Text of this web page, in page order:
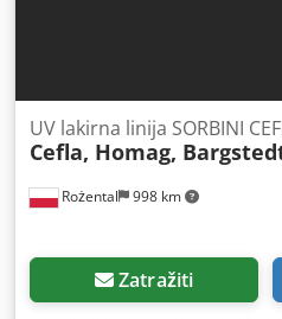
Rożental 998 km
UV lakirna linija SORBINI
Cefla, Homag,
Zatražiti